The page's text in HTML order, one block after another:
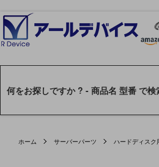
ホーム サーバーパーツ ハードディスク